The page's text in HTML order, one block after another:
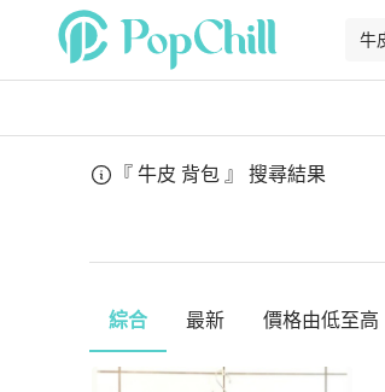
『 牛皮 背包 』 搜尋結果
綜合 最新 價格由低至高